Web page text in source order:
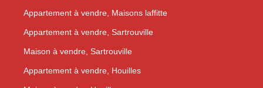
Appartement à vendre, Maisons laffitte
Appartement à vendre, Sartrouville
Maison à vendre, Sartrouville
Appartement à vendre, Houilles